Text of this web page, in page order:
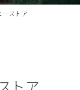
ストア
トア